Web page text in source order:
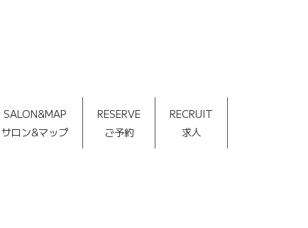
SALON&MAP
サロン&マップ
RESERVE
ご予約
RECRUIT
求人